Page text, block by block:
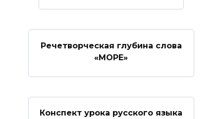
Речетворческая глубина слова
«МОРЕ»
Конспект урока русского языка